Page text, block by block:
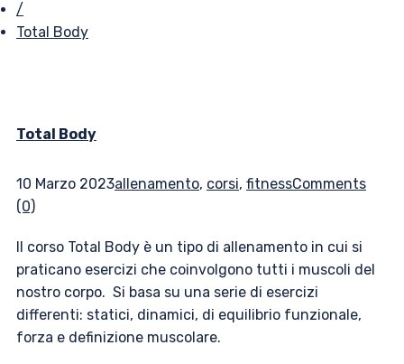
/
Total Body
Total Body
10 Marzo 2023allenamento, corsi, fitnessComments
(0)
Il corso Total Body è un tipo di allenamento in cui si
praticano esercizi che coinvolgono tutti i muscoli del
nostro corpo. Si basa su una serie di esercizi
differenti: statici, dinamici, di equilibrio funzionale,
forza e definizione muscolare.